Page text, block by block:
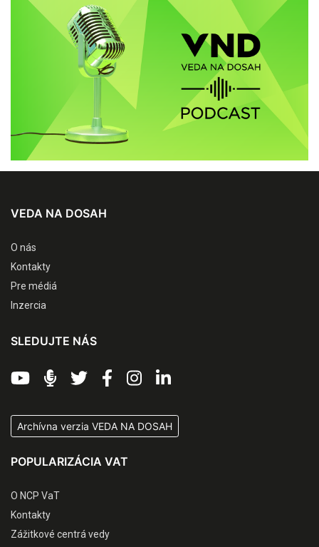
VEDA NA DOSAH
O nás
Kontakty
Pre médiá
Inzercia
SLEDUJTE NÁS
Archívna verzia VEDA NA DOSAH
POPULARIZÁCIA VAT
O NCP VaT
Kontakty
Zážitkové centrá vedy